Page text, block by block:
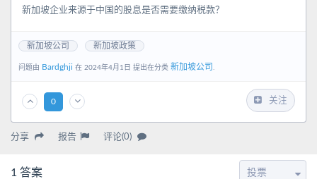
新加坡企业来源于中国的股息是否需要缴纳税款？
新加坡公司 新加坡政策
问题由 Bardghji 在 2024年4月1日 提出在分类 新加坡公司 .
0 关注
分享 报告 评论(0)
1 答案